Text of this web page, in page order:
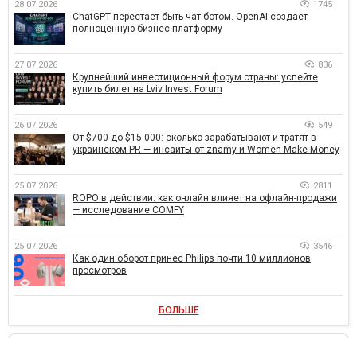
28.07.2026 1745
ChatGPT перестает быть чат-ботом. OpenAI создает
полноценную бизнес-платформу
27.07.2026 836
Крупнейший инвестиционный форум страны: успейте
купить билет на Lviv Invest Forum
26.07.2026 549
От $700 до $15 000: сколько зарабатывают и тратят в
украинском PR — инсайты от znamy и Women Make Money
25.07.2026 2811
ROPO в действии: как онлайн влияет на офлайн-продажи
— исследование COMFY
25.07.2026 3546
Как один оборот принес Philips почти 10 миллионов
просмотров
БОЛЬШЕ